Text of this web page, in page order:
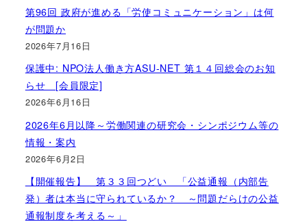
第96回 政府が進める「労使コミュニケーション」は何
が問題か
2026年7月16日
保護中: NPO法人働き方ASU-NET 第１４回総会のお知
らせ [会員限定]
2026年6月16日
2026年6月以降～労働関連の研究会・シンポジウム等の
情報・案内
2026年6月2日
【開催報告】 第３３回つどい 「公益通報（内部告
発）者は本当に守られているか？ ～問題だらけの公益
通報制度を考える～」